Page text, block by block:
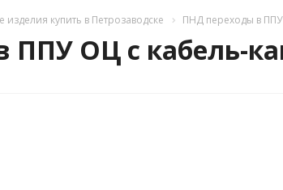
купить в Петрозаводске ПНД переходы в ППУ
ОЦ с кабель-